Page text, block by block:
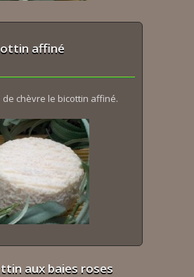
affiné
chèvre le bicottin affiné.
aux baies roses